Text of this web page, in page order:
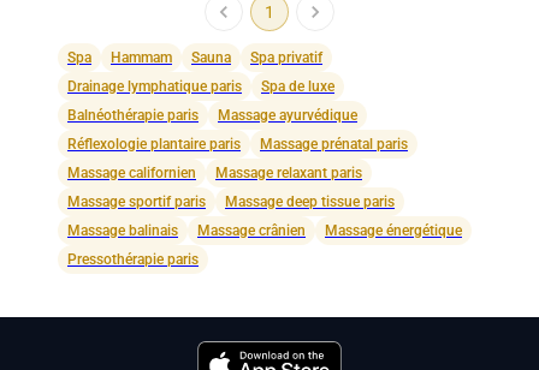
1
Spa Hammam Sauna
Spa privatif
Drainage lymphatique paris
Spa de luxe
Balnéothérapie paris
Massage ayurvédique
Réflexologie plantaire paris
Massage prénatal paris
Massage californien
Massage relaxant paris
Massage sportif paris
Massage deep tissue paris
Massage balinais
Massage crânien
Massage énergétique
Pressothérapie paris